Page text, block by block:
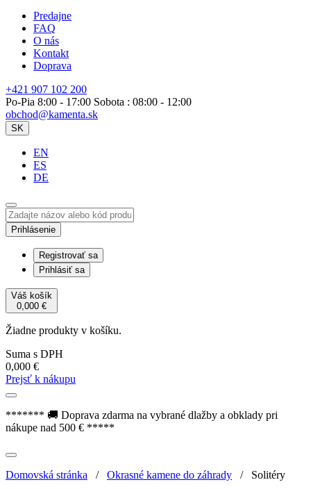
Predajne
FAQ
O nás
Kontakt
Doprava
+421 907 102 200
Po-Pia 8:00 - 17:00 Sobota : 08:00 - 12:00
obchod@kamenta.sk
SK
EN
ES
DE
Prihlásenie
Registrovať sa
Prihlásiť sa
Váš košík
0,000 €
Žiadne produkty v košíku.
Suma s DPH
0,000 €
Prejsť k nákupu
******* 🚚 Doprava zdarma na vybrané dlažby a obklady pri
nákupe nad 500 € *****
Domovská stránka / Okrasné kamene do záhrady / Solitéry